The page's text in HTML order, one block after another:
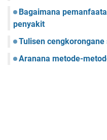
Bagaimana
penyakit
Tulisen cengkorongane
Aranana metode-